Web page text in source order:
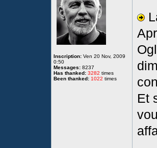
Inscription: Ven 20 Nov, 2009
0:50
Messages: 8237
Has thanked: 3282 times
Been thanked: 1022 times
Et